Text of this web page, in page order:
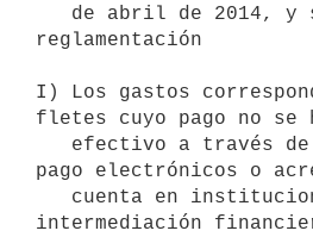
reglamentación
I) Los gastos
fletes cuyo pago no se
pago electrónicos o
intermediación